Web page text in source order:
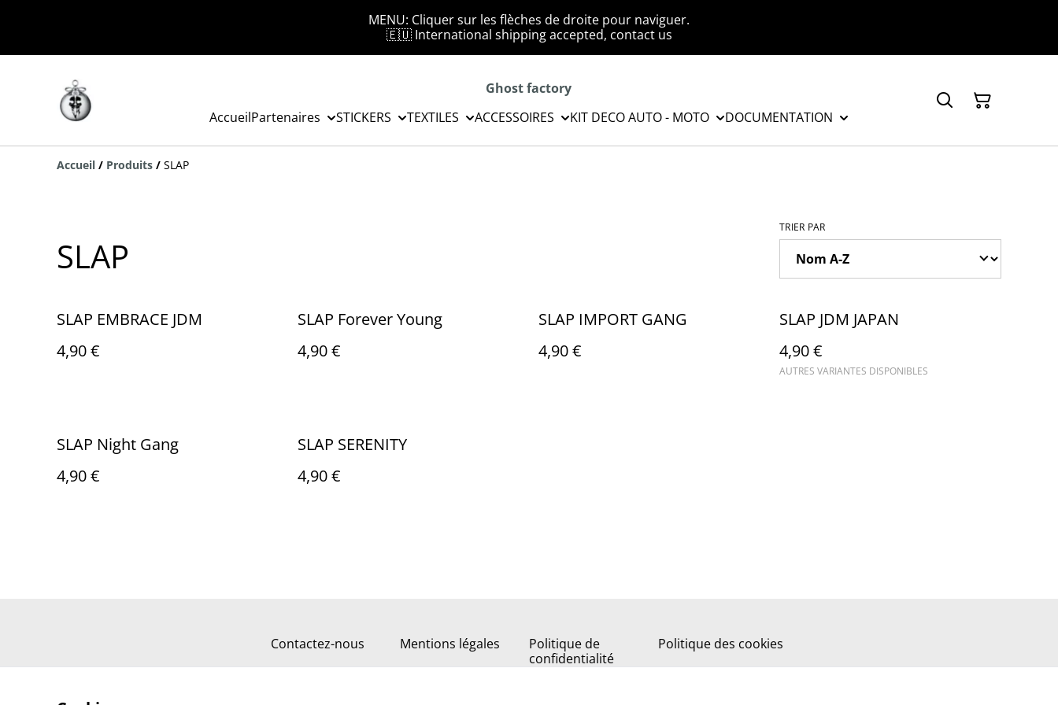
MENU: Cliquer sur les flèches de droite pour naviguer.
🇪🇺 International shipping accepted, contact us
Ghost factory
AccueilPartenaires STICKERS TEXTILES ACCESSOIRES KIT DECO AUTO - MOTO DOCUMENTATION
Accueil / Produits / SLAP
SLAP
TRIER PAR
SLAP EMBRACE JDM
4,90 €
SLAP Forever Young
4,90 €
SLAP IMPORT GANG
4,90 €
SLAP JDM JAPAN
4,90 €
AUTRES VARIANTES DISPONIBLES
SLAP Night Gang
4,90 €
SLAP SERENITY
4,90 €
Contactez-nous Mentions légales
Politique de
confidentialité
Politique des cookies